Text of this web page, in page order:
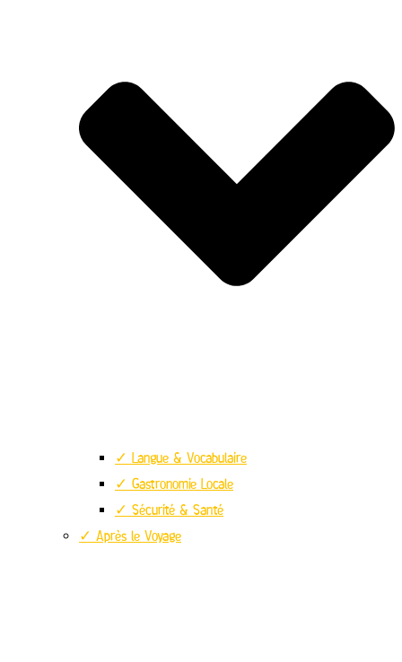
✓ Langue & Vocabulaire
✓ Gastronomie Locale
✓ Sécurité & Santé
✓ Après le Voyage